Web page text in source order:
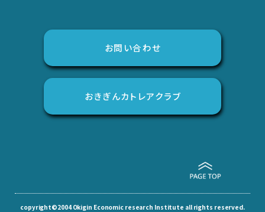
お問い合わせ
おきぎんカトレアクラブ
copyright©2004 Okigin Economic research Institute all rights reserved.